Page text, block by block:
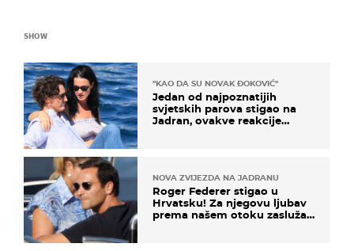
SHOW
"KAO DA SU NOVAK ĐOKOVIĆ"
Jedan od najpoznatijih
svjetskih parova stigao na
Jadran, ovakve reakcije
NOVA ZVIJEZDA NA JADRANU
Roger Federer stigao u
Hrvatsku! Za njegovu ljubav
prema našem otoku zaslužan